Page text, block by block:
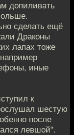
допиливать
сделать ещё
Драконы
лапах тоже
иные
к
шестую
после
левшой".